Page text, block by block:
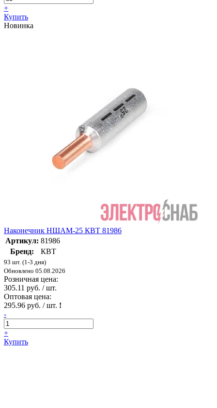
+
Купить
Новинка
Наконечник НШАМ-25 КВТ 81986
Артикул: 81986
Бренд:
КВТ
93 шт. (1-3 дня)
Обновлено 05.08.2026
Розничная цена:
305.11 руб. / шт.
Оптовая цена:
295.96 руб. / шт. !
-
+
Купить